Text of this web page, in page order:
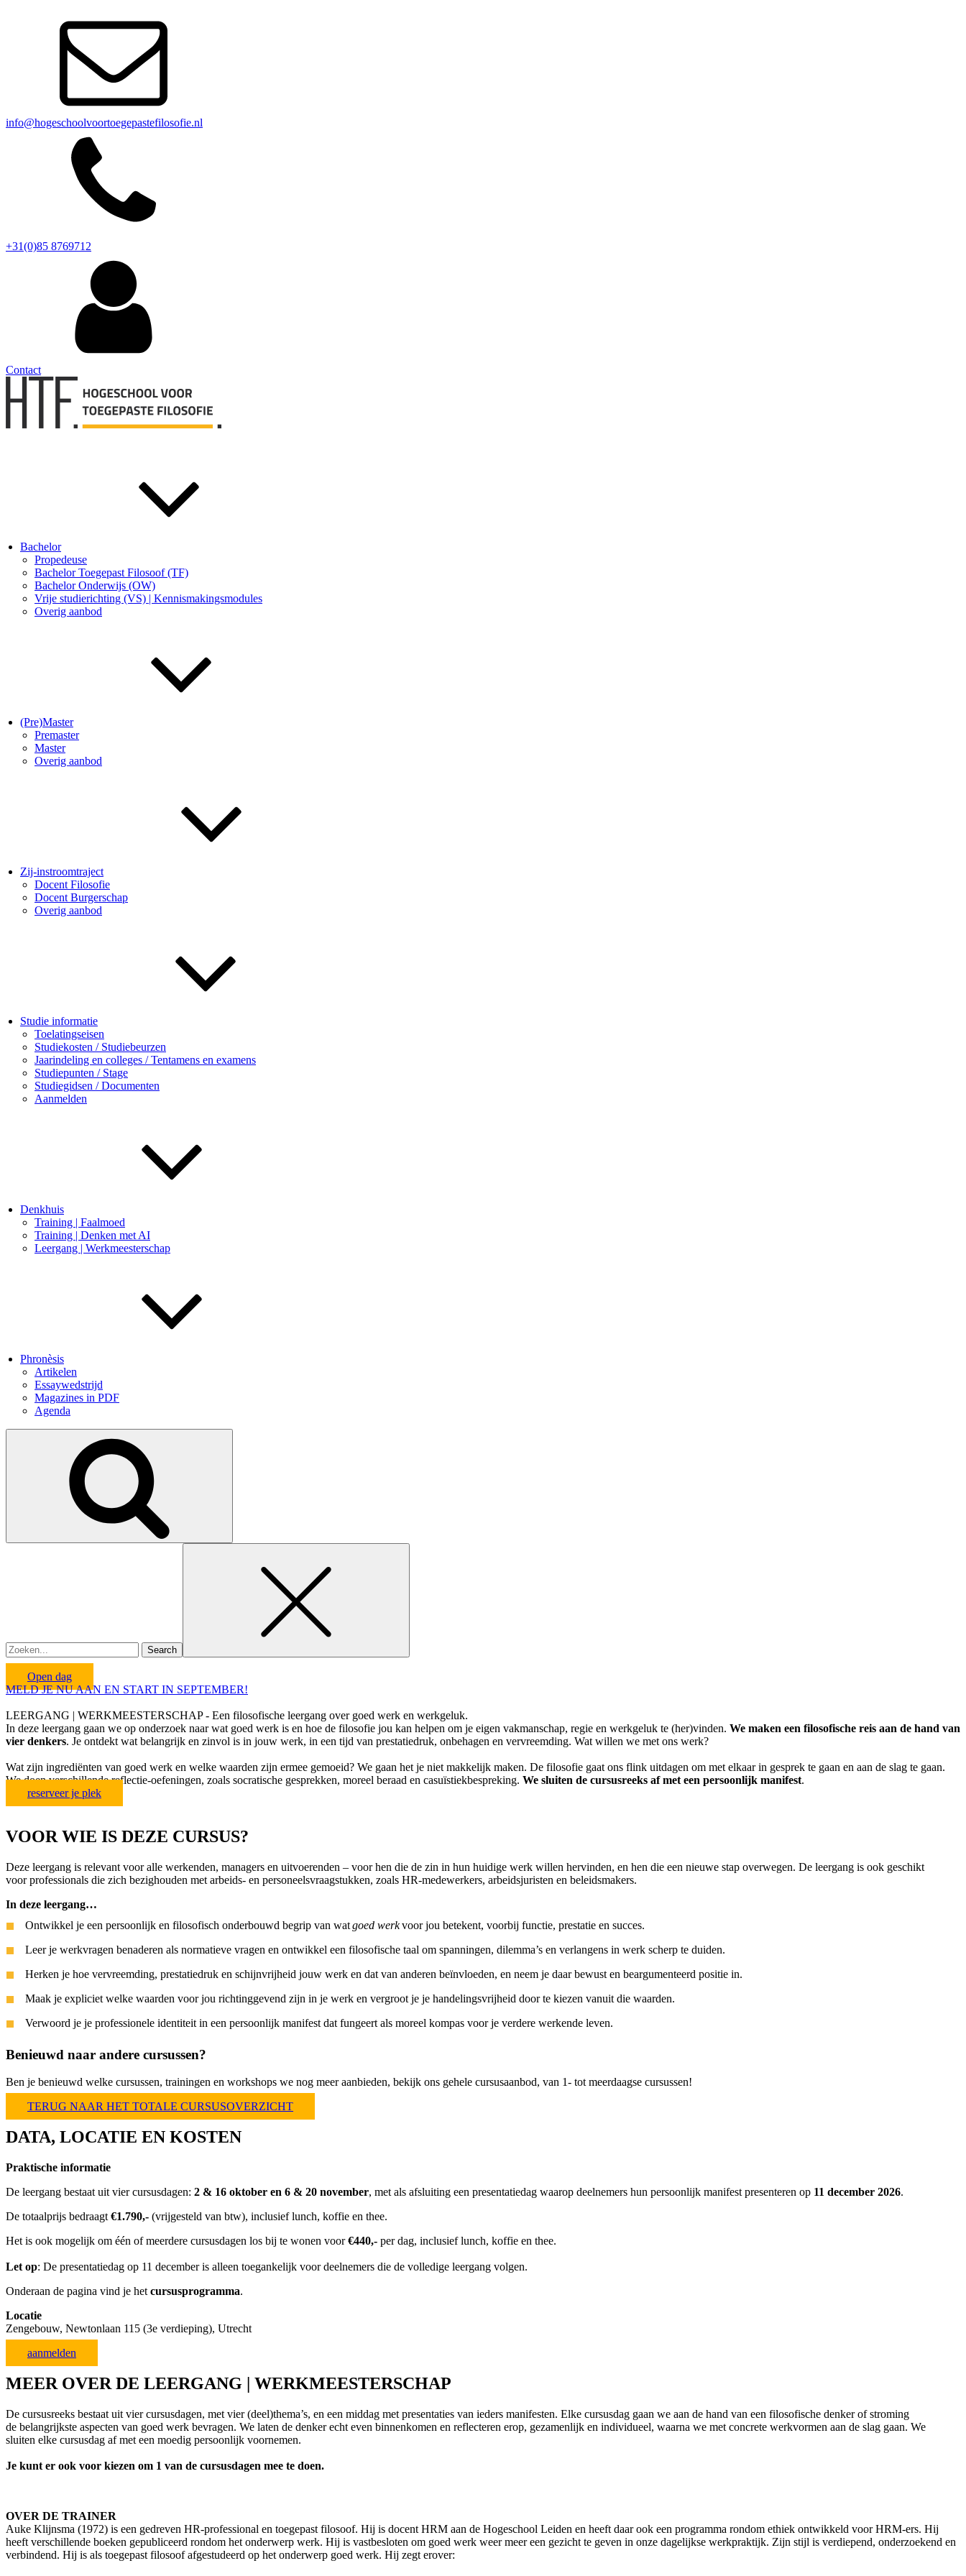
info@hogeschoolvoortoegepastefilosofie.nl
+31(0)85 8769712
Contact
Bachelor
Propedeuse
Bachelor Toegepast Filosoof (TF)
Bachelor Onderwijs (OW)
Vrije studierichting (VS) | Kennismakingsmodules
Overig aanbod
(Pre)Master
Premaster
Master
Overig aanbod
Zij-instroomtraject
Docent Filosofie
Docent Burgerschap
Overig aanbod
Studie informatie
Toelatingseisen
Studiekosten / Studiebeurzen
Jaarindeling en colleges / Tentamens en examens
Studiepunten / Stage
Studiegidsen / Documenten
Aanmelden
Denkhuis
Training | Faalmoed
Training | Denken met AI
Leergang | Werkmeesterschap
Phronèsis
Artikelen
Essaywedstrijd
Magazines in PDF
Agenda
Open dag
MELD JE NU AAN EN START IN SEPTEMBER!
LEERGANG | WERKMEESTERSCHAP - Een filosofische leergang over goed werk en werkgeluk.
In deze leergang gaan we op onderzoek naar wat goed werk is en hoe de filosofie jou kan helpen om je eigen vakmanschap, regie en werkgeluk te (her)vinden. We maken een filosofische reis aan de hand van
vier denkers. Je ontdekt wat belangrijk en zinvol is in jouw werk, in een tijd van prestatiedruk, onbehagen en vervreemding. Wat willen we met ons werk?
Wat zijn ingrediënten van goed werk en welke waarden zijn ermee gemoeid? We gaan het je niet makkelijk maken. De filosofie gaat ons flink uitdagen om met elkaar in gesprek te gaan en aan de slag te gaan.
We doen verschillende reflectie-oefeningen, zoals socratische gesprekken, moreel beraad en casuïstiekbespreking. We sluiten de cursusreeks af met een persoonlijk manifest.
reserveer je plek
VOOR WIE IS DEZE CURSUS?
Deze leergang is relevant voor alle werkenden, managers en uitvoerenden – voor hen die de zin in hun huidige werk willen hervinden, en hen die een nieuwe stap overwegen. De leergang is ook geschikt
voorprofessionals die zich bezighouden met arbeids- en personeelsvraagstukken, zoals HR-medewerkers, arbeidsjuristen en beleidsmakers.
In deze leergang…
Ontwikkel je een persoonlijk en filosofisch onderbouwd begrip van watgoed werkvoor jou betekent, voorbij functie, prestatie en succes.
Leer je werkvragen benaderen als normatieve vragen en ontwikkel een filosofische taal om spanningen, dilemma’s en verlangens in werk scherp te duiden.
Herken je hoe vervreemding, prestatiedruk en schijnvrijheid jouw werk en dat van anderen beïnvloeden, en neem je daar bewust en beargumenteerd positie in.
Maak je expliciet welke waarden voor jou richtinggevend zijn in je werk en vergroot je je handelingsvrijheid door te kiezen vanuit die waarden.
Verwoord je je professionele identiteit in een persoonlijk manifest dat fungeert als moreel kompas voor je verdere werkende leven.
Benieuwd naar andere cursussen?
Ben je benieuwd welke cursussen, trainingen en workshops we nog meer aanbieden, bekijk ons gehele cursusaanbod, van 1- tot meerdaagse cursussen!
TERUG NAAR HET TOTALE CURSUSOVERZICHT
DATA, LOCATIE EN KOSTEN
Praktische informatie
De leergang bestaat uit vier cursusdagen: 2 & 16 oktober en 6 & 20 november, met als afsluiting een presentatiedag waarop deelnemers hun persoonlijk manifest presenteren op 11 december 2026.
De totaalprijs bedraagt €1.790,- (vrijgesteld van btw), inclusief lunch, koffie en thee.
Het is ook mogelijk om één of meerdere cursusdagen los bij te wonen voor€440,- per dag, inclusief lunch, koffie en thee.
Let op: De presentatiedag op 11 december is alleen toegankelijk voor deelnemers die de volledige leergang volgen.
Onderaan de pagina vind je het cursusprogramma.
Locatie
Zengebouw, Newtonlaan 115 (3e verdieping), Utrecht
aanmelden
MEER OVER DE LEERGANG | WERKMEESTERSCHAP
De cursusreeks bestaat uit viercursusdagen, met vier (deel)thema’s, en een middag met presentaties van ieders manifesten. Elke cursusdag gaan we aan de hand van een filosofische denker of stroming
de belangrijkste aspecten van goed werk bevragen. We laten de denker echt even binnenkomen en reflecteren erop, gezamenlijk en individueel, waarna we met concrete werkvormen aan de slag gaan. We
sluiten elke cursusdag af met een moedig persoonlijk voornemen.
Je kunt er ook voor kiezen om 1 van de cursusdagen mee te doen.
OVER DE TRAINER
Auke Klijnsma (1972) is een gedreven HR-professional en toegepast filosoof. Hij is docent HRM aan de Hogeschool Leiden en heeft daar ook een programma rondom ethiek ontwikkeld voor HRM-ers. Hij
heeft verschillende boeken gepubliceerd rondom het onderwerp werk. Hij is vastbesloten om goed werk weer meer een gezicht te geven in onze dagelijkse werkpraktijk. Zijn stijl is verdiepend, onderzoekend en
verbindend. Hij is als toegepast filosoof afgestudeerd op het onderwerp goed werk. Hij zegt erover: